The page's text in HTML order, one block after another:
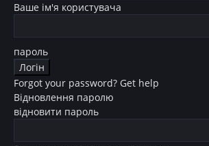
Ваше ім'я користувача
пароль
Forgot your password? Get help
Відновлення паролю
відновити пароль